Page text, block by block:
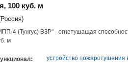
100 куб. м
4 (Тунгус) ВЗР" - огнетушащая
м
устройство